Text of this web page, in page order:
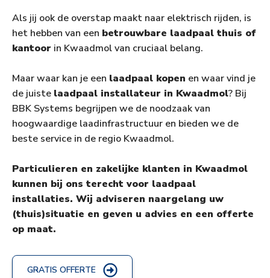
Als jij ook de overstap maakt naar elektrisch rijden, is
het hebben van een betrouwbare laadpaal thuis of
kantoor in Kwaadmol van cruciaal belang.
Maar waar kan je een laadpaal kopen en waar vind je
de juiste laadpaal installateur in Kwaadmol? Bij
BBK Systems begrijpen we de noodzaak van
hoogwaardige laadinfrastructuur en bieden we de
beste service in de regio Kwaadmol.
Particulieren en zakelijke klanten in Kwaadmol
kunnen bij ons terecht voor laadpaal
installaties. Wij adviseren naargelang uw
(thuis)situatie en geven u advies en een offerte
op maat.
GRATIS OFFERTE